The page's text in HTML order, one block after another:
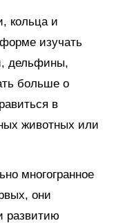
кольца и
изучать
дельфины,
больше о
в
животных или
многогранное
они
развитию